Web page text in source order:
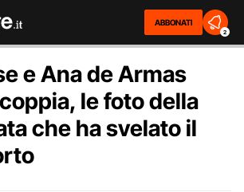
ABBONATI
2
e Ana de Armas
le foto della
che ha svelato il